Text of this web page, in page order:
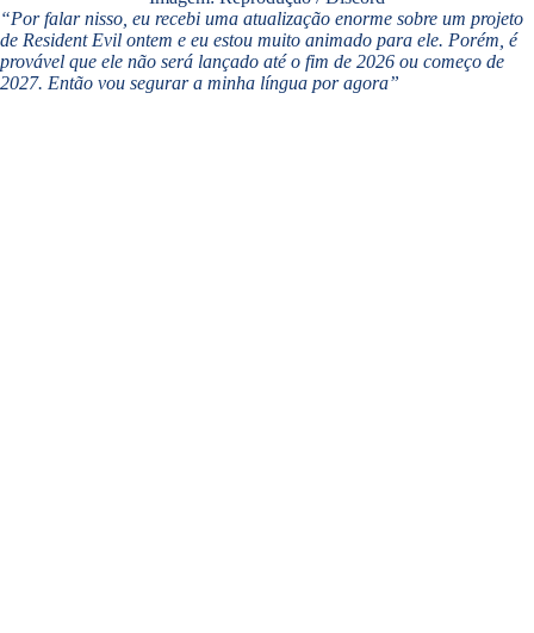
“Por falar nisso, eu recebi uma atualização enorme sobre um projeto
de Resident Evil ontem e eu estou muito animado para ele. Porém, é
provável que ele não será lançado até o fim de 2026 ou começo de
2027. Então vou segurar a minha língua por agora”